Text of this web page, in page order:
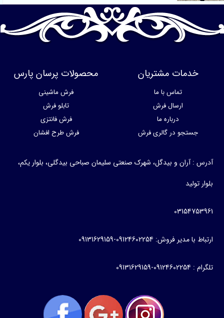
خدمات مشتریان
تماس با ما
ارسال فرش
درباره ما
جستجو در گالری فرش
محصولات پرسان پارس
فرش ماشینی
تابلو فرش
فرش فانتزی
فرش طرح افشان
آدرس : آران و بیدگل، شهرک صنعتی سلیمان صباحی بیدگلی، بلوار یکم،
بلوار تولید
03154753961
ارتباط با مدیر فروش: 09124602254-09131629159
تلگرام : 09124602254-09131629159